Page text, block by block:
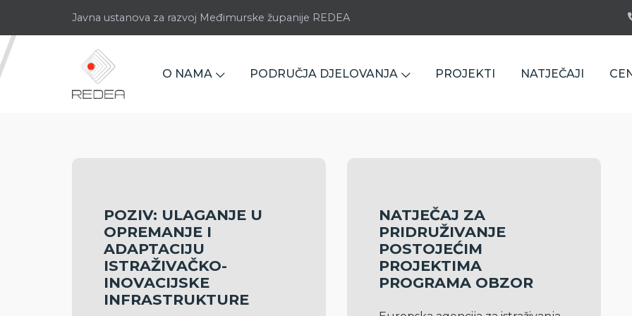
Javna ustanova za razvoj Međimurske županije REDEA
O NAMA PODRUČJA DJELOVANJA PROJEKTI NATJEČAJI
POZIV: ULAGANJE U
OPREMANJE I
ADAPTACIJU
ISTRAŽIVAČKO-
INOVACIJSKE
INFRASTRUKTURE
NATJEČAJ ZA
PRIDRUŽIVANJE
POSTOJEĆIM
PROJEKTIMA
PROGRAMA OBZOR